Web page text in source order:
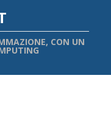
CON UN